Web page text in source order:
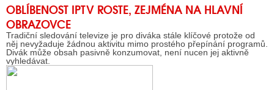
OBLÍBENOST IPTV ROSTE, ZEJMÉNA NA HLAVNÍ
OBRAZOVCE
Tradiční sledování televize je pro diváka stále klíčové protože od
něj nevyžaduje žádnou aktivitu mimo prostého přepínání programů.
Divák může obsah pasivně konzumovat, není nucen jej aktivně
vyhledávat.